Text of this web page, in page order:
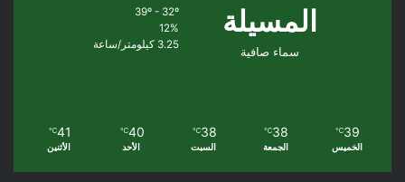
المسيلة
سماء صافية
39º - 32º
12%
3.25 كيلومتر/ساعة
39
℃
الخميس
38
℃
الجمعة
38
℃
السبت
40
℃
الأحد
41
℃
الأثنين